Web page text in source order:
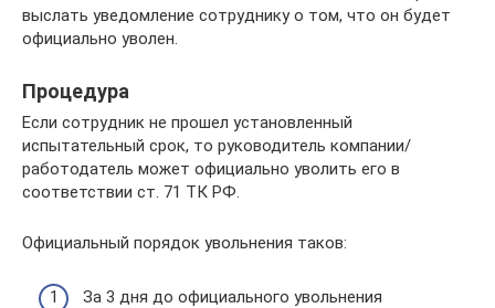
выслать уведомление сотруднику о том, что он будет
официально уволен.
Процедура
Если сотрудник не прошел установленный
испытательный срок, то руководитель компании/
работодатель может официально уволить его в
соответствии ст. 71 ТК РФ.
Официальный порядок увольнения таков:
За 3 дня до официального увольнения